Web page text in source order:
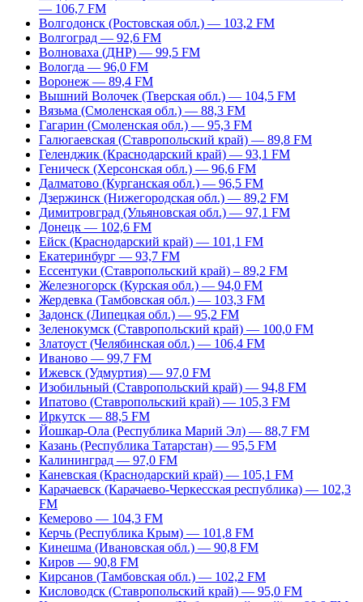
— 106,7 FM
Волгодонск (Ростовская обл.) — 103,2 FM
Волгоград — 92,6 FM
Волноваха (ДНР) — 99,5 FM
Вологда — 96,0 FM
Воронеж — 89,4 FM
Вышний Волочек (Тверская обл.) — 104,5 FM
Вязьма (Смоленская обл.) — 88,3 FM
Гагарин (Смоленская обл.) — 95,3 FM
Галюгаевская (Ставропольский край) — 89,8 FM
Геленджик (Краснодарский край) — 93,1 FM
Геническ (Херсонская обл.) — 96,6 FM
Далматово (Курганская обл.) — 96,5 FM
Дзержинск (Нижегородская обл.) — 89,2 FM
Димитровград (Ульяновская обл.) — 97,1 FM
Донецк — 102,6 FM
Ейск (Краснодарский край) — 101,1 FM
Екатеринбург — 93,7 FM
Ессентуки (Ставропольский край) – 89,2 FM
Железногорск (Курская обл.) — 94,0 FM
Жердевка (Тамбовская обл.) — 103,3 FM
Задонск (Липецкая обл.) — 95,2 FM
Зеленокумск (Ставропольский край) — 100,0 FM
Златоуст (Челябинская обл.) — 106,4 FM
Иваново — 99,7 FM
Ижевск (Удмуртия) — 97,0 FM
Изобильный (Ставропольский край) — 94,8 FM
Ипатово (Ставропольский край) — 105,3 FM
Иркутск — 88,5 FM
Йошкар-Ола (Республика Марий Эл) — 88,7 FM
Казань (Республика Татарстан) — 95,5 FM
Калининград — 97,0 FM
Каневская (Краснодарский край) — 105,1 FM
Карачаевск (Карачаево-Черкесская республика) — 102,3
FM
Кемерово — 104,3 FM
Керчь (Республика Крым) — 101,8 FM
Кинешма (Ивановская обл.) — 90,8 FM
Киров — 90,8 FM
Кирсанов (Тамбовская обл.) — 102,2 FM
Кисловодск (Ставропольский край) — 95,0 FM